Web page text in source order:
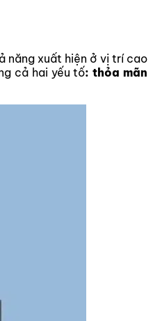
năng xuất hiện ở vị trí cao
cả hai yếu tố: thỏa mãn